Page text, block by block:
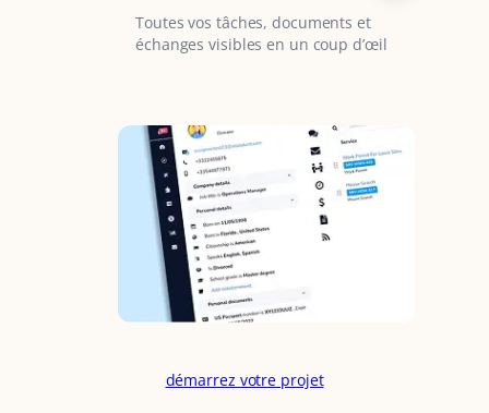
Toutes vos tâches, documents et
échanges visibles en un coup d’œil
démarrez votre projet